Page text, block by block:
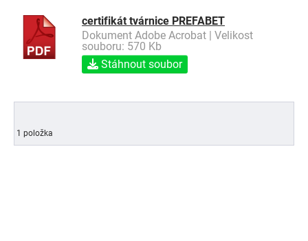
certifikát tvárnice PREFABET
Dokument Adobe Acrobat | Velikost
souboru: 570 Kb
Stáhnout soubor
1 položka